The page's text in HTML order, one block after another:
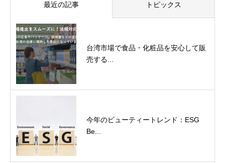
最近の記事 トピックス
台湾市場で食品・化粧品を安心して販
売する...
今年のビューティートレンド：ESG
Be...